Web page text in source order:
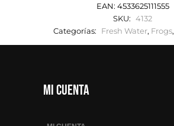
EAN: 4533625111555
SKU: 4132
Categorías:
Fresh Water, Frogs,
Mi cuenta